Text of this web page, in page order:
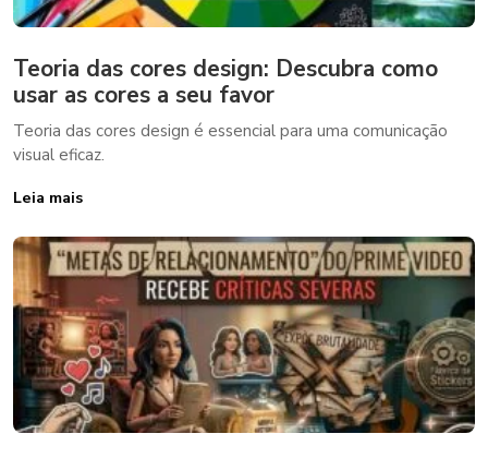
Teoria das cores design: Descubra como
usar as cores a seu favor
Teoria das cores design é essencial para uma comunicação
visual eficaz.
Leia mais